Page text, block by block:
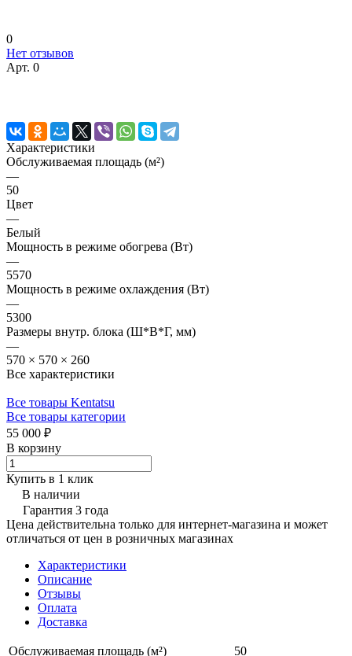
0
Нет отзывов
Арт. 0
Характеристики
Обслуживаемая площадь (м²)
—
50
Цвет
—
Белый
Мощность в режиме обогрева (Вт)
—
5570
Мощность в режиме охлаждения (Вт)
—
5300
Размеры внутр. блока (Ш*В*Г, мм)
—
570 × 570 × 260
Все характеристики
Все товары Kentatsu
Все товары категории
55 000 ₽
В корзину
Купить в 1 клик
В наличии
Гарантия 3 года
Цена действительна только для интернет-магазина и может
отличаться от цен в розничных магазинах
Характеристики
Описание
Отзывы
Оплата
Доставка
Обслуживаемая площадь (м²) 50